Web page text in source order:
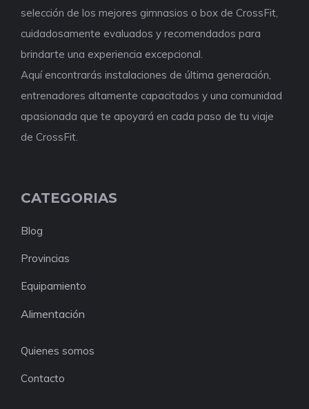
selección de los mejores gimnasios o box de CrossFit,
cuidadosamente evaluados y recomendados para
brindarte una experiencia excepcional.
Aquí encontrarás instalaciones de última generación,
entrenadores altamente capacitados y una comunidad
apasionada que te apoyará en cada paso de tu viaje
de CrossFit.
CATEGORIAS
Blog
Provincias
Equipamiento
Alimentación
Quienes somos
Contacto